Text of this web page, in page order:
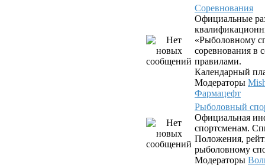
Соревнования
Официальные
«Рыболовному
соревнования в
правилами.
Календарный
Модераторы
Фармацефт
Рыболовный
Официальная
спортсменам.
Положения,
рыболовному
Модераторы